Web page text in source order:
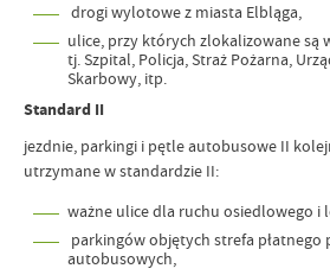
drogi wylotowe z miasta Elbląga,
ulice, przy których zlokalizowane są
tj. Szpital, Policja, Straż Pożarna,
Skarbowy, itp.
Standard II
jezdnie, parkingi i pętle autobusowe II
utrzymane w standardzie II:
ważne ulice dla ruchu osiedlowego i
parkingów objętych strefa płatnego
autobusowych,